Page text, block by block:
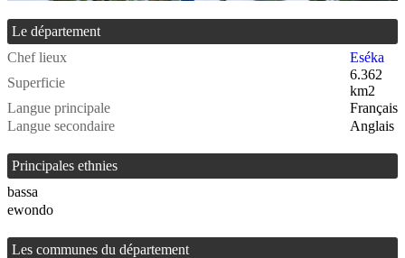
Le département
Chef lieux
Eséka
Superficie
6.362
km2
Langue principale
Français
Langue secondaire
Anglais
Principales ethnies
bassa
ewondo
Les communes du département